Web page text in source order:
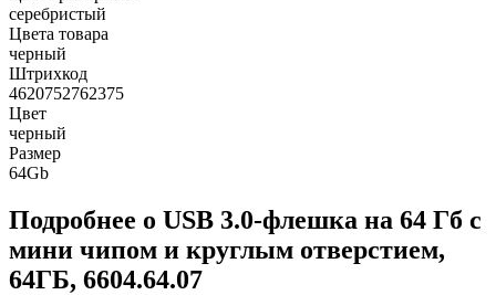
серебристый
Цвета товара
черный
Штрихкод
4620752762375
Цвет
черный
Размер
64Gb
Подробнее о USB 3.0-флешка на 64 Гб с
мини чипом и круглым отверстием,
64ГБ, 6604.64.07